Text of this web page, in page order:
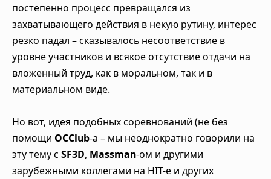
постепенно процесс превращался из
захватывающего действия в некую рутину, интерес
резко падал – сказывалось несоответствие в
уровне участников и всякое отсутствие отдачи на
вложенный труд, как в моральном, так и в
материальном виде.
Но вот, идея подобных соревнований (не без
помощи OCClub-а – мы неоднократно говорили на
эту тему с SF3D, Massman-ом и другими
зарубежными коллегами на HIT-е и других